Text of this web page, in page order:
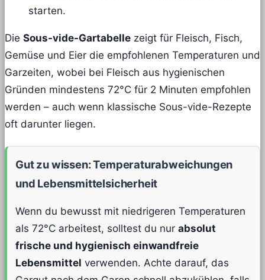
starten.
Die Sous-vide-Gartabelle zeigt für Fleisch, Fisch,
Gemüse und Eier die empfohlenen Temperaturen und
Garzeiten, wobei bei Fleisch aus hygienischen
Gründen mindestens 72°C für 2 Minuten empfohlen
werden – auch wenn klassische Sous-vide-Rezepte
oft darunter liegen.
Gut zu wissen: Temperaturabweichungen
und Lebensmittelsicherheit
Wenn du bewusst mit niedrigeren Temperaturen
als 72°C arbeitest, solltest du nur absolut
frische und hygienisch einwandfreie
Lebensmittel verwenden. Achte darauf, das